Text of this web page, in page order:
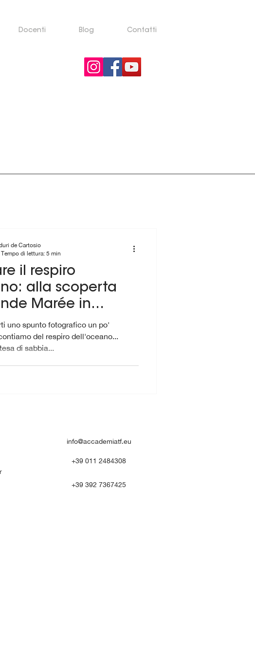
Docenti Blog Contatti
il respiro
alla scoperta
Marée in
uno spunto fotografico un po'
del respiro dell'oceano...
di sabbia...
de Cartosio
Tempo di lettura: 5 min
info@accademiatf.eu
+39 011 2484308
+39 392 7367425